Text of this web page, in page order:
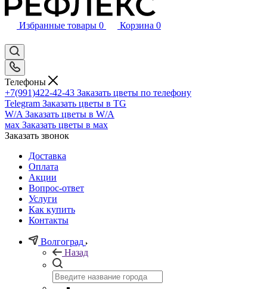
Избранные товары 0 Корзина 0
Телефоны
+7(991)422-42-43 Заказать цветы по телефону
Telegram Заказать цветы в TG
W/A Заказать цветы в W/A
мах Заказать цветы в мах
Заказать звонок
Доставка
Оплата
Акции
Вопрос-ответ
Услуги
Как купить
Контакты
Волгоград
Назад